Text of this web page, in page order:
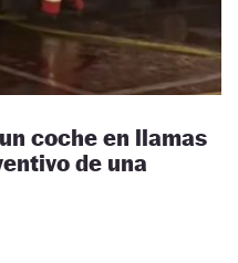
coche en llamas
de una